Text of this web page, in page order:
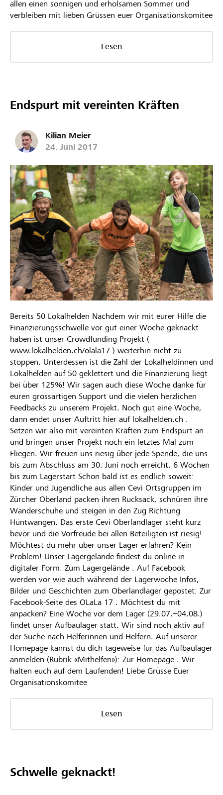
allen einen sonnigen und erholsamen Sommer und
verbleiben mit lieben Grüssen euer Organisationskomitee
Lesen
Endspurt mit vereinten Kräften
Kilian Meier
24. Juni 2017
Bereits 50 Lokalhelden Nachdem wir mit eurer Hilfe die
Finanzierungsschwelle vor gut einer Woche geknackt
haben ist unser Crowdfunding-Projekt (
www.lokalhelden.ch/olala17 ) weiterhin nicht zu
stoppen. Unterdessen ist die Zahl der Lokalheldinnen und
Lokalhelden auf 50 geklettert und die Finanzierung liegt
bei über 125%! Wir sagen auch diese Woche danke für
euren grossartigen Support und die vielen herzlichen
Feedbacks zu unserem Projekt. Noch gut eine Woche,
dann endet unser Auftritt hier auf lokalhelden.ch .
Setzen wir also mit vereinten Kräften zum Endspurt an
und bringen unser Projekt noch ein letztes Mal zum
Fliegen. Wir freuen uns riesig über jede Spende, die uns
bis zum Abschluss am 30. Juni noch erreicht. 6 Wochen
bis zum Lagerstart Schon bald ist es endlich soweit:
Kinder und Jugendliche aus allen Cevi Ortsgruppen im
Zürcher Oberland packen ihren Rucksack, schnüren ihre
Wanderschuhe und steigen in den Zug Richtung
Hüntwangen. Das erste Cevi Oberlandlager steht kurz
bevor und die Vorfreude bei allen Beteiligten ist riesig!
Möchtest du mehr über unser Lager erfahren? Kein
Problem! Unser Lagergelände findest du online in
digitaler Form: Zum Lagergelände . Auf Facebook
werden vor wie auch während der Lagerwoche Infos,
Bilder und Geschichten zum Oberlandlager gepostet: Zur
Facebook-Seite des OLaLa 17 . Möchtest du mit
anpacken? Eine Woche vor dem Lager (29.07.–04.08.)
findet unser Aufbaulager statt. Wir sind noch aktiv auf
der Suche nach Helferinnen und Helfern. Auf unserer
Homepage kannst du dich tageweise für das Aufbaulager
anmelden (Rubrik «Mithelfen»): Zur Homepage . Wir
halten euch auf dem Laufenden! Liebe Grüsse Euer
Organisationskomitee
Lesen
Schwelle geknackt!